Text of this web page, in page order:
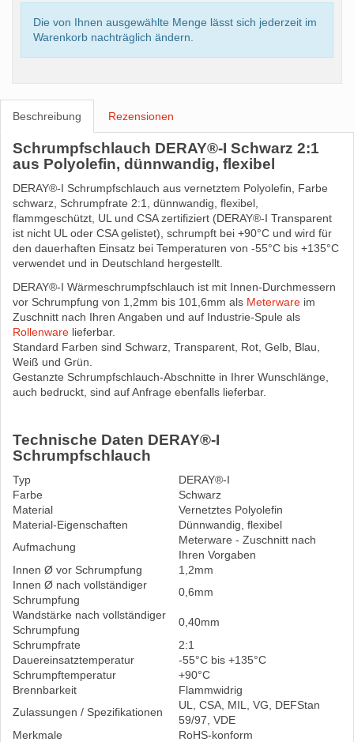
Die von Ihnen ausgewählte Menge lässt sich jederzeit im
Warenkorb nachträglich ändern.
Beschreibung Rezensionen
Schrumpfschlauch DERAY®-I Schwarz 2:1
aus Polyolefin, dünnwandig, flexibel
DERAY®-I Schrumpfschlauch aus vernetztem Polyolefin, Farbe
schwarz, Schrumpfrate 2:1, dünnwandig, flexibel,
flammgeschützt, UL und CSA zertifiziert (DERAY®-I Transparent
ist nicht UL oder CSA gelistet), schrumpft bei +90°C und wird für
den dauerhaften Einsatz bei Temperaturen von -55°C bis +135°C
verwendet und in Deutschland hergestellt.
DERAY®-I Wärmeschrumpfschlauch ist mit Innen-Durchmessern
vor Schrumpfung von 1,2mm bis 101,6mm als Meterware im
Zuschnitt nach Ihren Angaben und auf Industrie-Spule als
Rollenware lieferbar.
Standard Farben sind Schwarz, Transparent, Rot, Gelb, Blau,
Weiß und Grün.
Gestanzte Schrumpfschlauch-Abschnitte in Ihrer Wunschlänge,
auch bedruckt, sind auf Anfrage ebenfalls lieferbar.
Technische Daten DERAY®-I
Schrumpfschlauch
Typ
DERAY®-I
Farbe
Schwarz
Material
Vernetztes Polyolefin
Material-Eigenschaften
Dünnwandig, flexibel
Aufmachung
Meterware - Zuschnitt nach
Ihren Vorgaben
Innen Ø vor Schrumpfung
1,2mm
Innen Ø nach vollständiger
Schrumpfung
0,6mm
Wandstärke nach vollständiger
Schrumpfung
0,40mm
Schrumpfrate
2:1
Dauereinsatztemperatur
-55°C bis +135°C
Schrumpftemperatur
+90°C
Brennbarkeit
Flammwidrig
Zulassungen / Spezifikationen
UL, CSA, MIL, VG, DEFStan
59/97, VDE
Merkmale
RoHS-konform